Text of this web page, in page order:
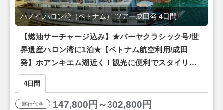
【燃油サーチャージ込み】★バーヤクラシック号/世
界遺産ハロン湾に1泊★【ベトナム航空利用/成田
発】ホアンキエム湖近く！観光に便利でスタイリッ
シュな4つ星『ザ・チーブティック・ハノイ（スーペ
リアルーム）』宿泊ハノイ2泊4日
ハノイ,ハロン湾（ベトナム） ツアー成田発 4日間
4日間
旅行代金 147,800円～302,800円